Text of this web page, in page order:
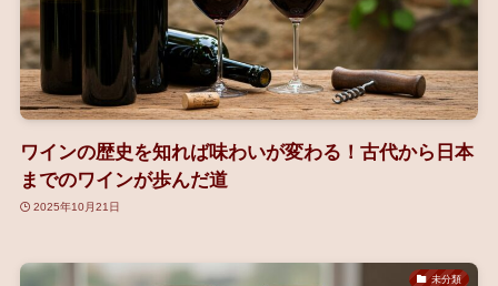
ワインの歴史を知れば味わいが変わる！古代から日本
までのワインが歩んだ道
2025年10月21日
未分類